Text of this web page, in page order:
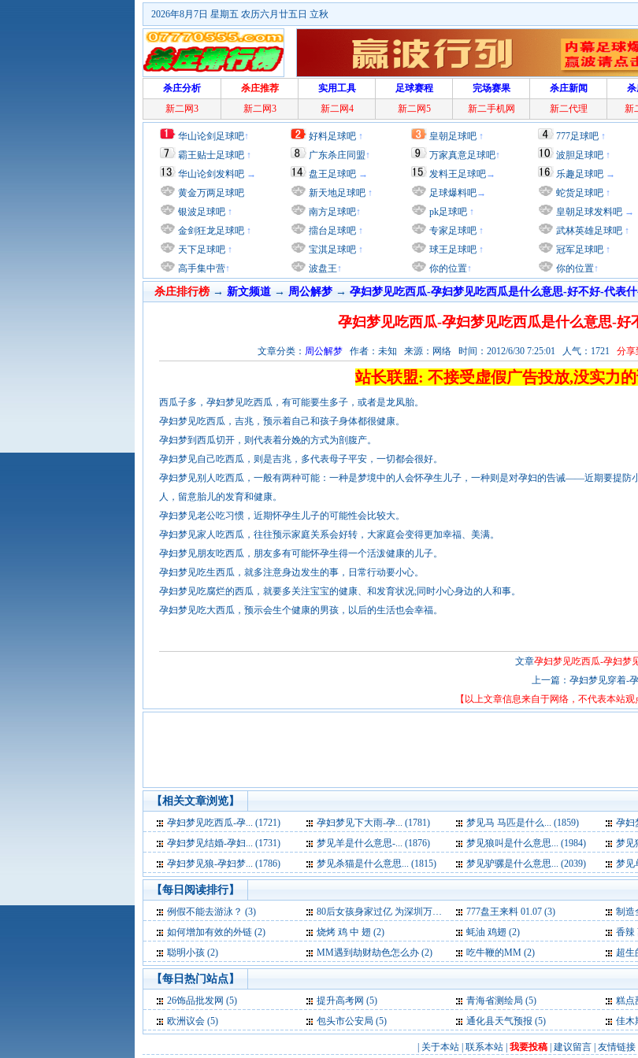
2026年8月7日 星期五 农历六月廿五日 立秋
杀庄分析 杀庄推荐 实用工具 足球赛程 完场赛果 杀庄新闻 杀
新二网3
新二网3 新二网4 新二网5 新二手机网 新二代理 新
华山论剑足球吧↑
霸王贴士足球吧 ↑
华山论剑发料吧 →
黄金万两足球吧
银波足球吧 ↑
金剑狂龙足球吧 ↑
天下足球吧 ↑
高手集中营↑
好料足球吧 ↑
广东杀庄同盟↑
盘王足球吧 →
新天地足球吧 ↑
南方足球吧↑
擂台足球吧 ↑
宝淇足球吧 ↑
波盘王↑
皇朝足球吧 ↑
万家真意足球吧↑
发料王足球吧→
足球爆料吧→
pk足球吧 ↑
专家足球吧 ↑
球王足球吧 ↑
你的位置↑
777足球吧 ↑
波胆足球吧 ↑
乐趣足球吧 →
蛇货足球吧 ↑
皇朝足球发料吧 →
武林英雄足球吧 ↑
冠军足球吧 ↑
你的位置↑
杀庄排行榜 → 新文频道→ 周公解梦 → 孕妇梦见吃西瓜-孕妇梦见吃西瓜是什么意思-好不好-代表
孕妇梦见吃西瓜-孕妇梦见吃西瓜是什么意思-好
文章分类： 周公解梦 作者：未知 来源：网络 时间：2012/6/30 7:25:01 人气：1721 分享
站长联盟: 不接受虚假广告投放,没实力
西瓜子多，孕妇梦见吃西瓜，有可能要生多子，或者是龙凤胎。
孕妇梦见吃西瓜，吉兆，预示着自己和孩子身体都很健康。
孕妇梦到西瓜切开，则代表着分娩的方式为剖腹产。
孕妇梦见自己吃西瓜，则是吉兆，多代表母子平安，一切都会很好。
孕妇梦见别人吃西瓜，一般有两种可能：一种是梦境中的人会怀孕生儿子，一种则是对孕妇的告诫——近期要提防
人，留意胎儿的发育和健康。
孕妇梦见老公吃习惯，近期怀孕生儿子的可能性会比较大。
孕妇梦见家人吃西瓜，往往预示家庭关系会好转，大家庭会变得更加幸福、美满。
孕妇梦见朋友吃西瓜，朋友多有可能怀孕生得一个活泼健康的儿子。
孕妇梦见吃生西瓜，就多注意身边发生的事，日常行动要小心。
孕妇梦见吃腐烂的西瓜，就要多关注宝宝的健康、和发育状况;同时小心身边的人和事。
孕妇梦见吃大西瓜，预示会生个健康的男孩，以后的生活也会幸福。
文章孕妇梦见吃西瓜-孕妇梦
上一篇： 孕妇梦见穿着-
【以上文章信息来自于网络，不代表本站
【相关文章浏览】
孕妇梦见吃西瓜-孕... (1721) 孕妇梦见下大雨-孕... (1781) 梦见马 马匹是什么... (1859) 孕妇
孕妇梦见结婚-孕妇... (1731)
梦见羊是什么意思-... (1876) 梦见狼叫是什么意思... (1984) 梦见
孕妇梦见狼-孕妇梦... (1786)
梦见杀猫是什么意思... (1815) 梦见驴骡是什么意思... (2039) 梦见
【每日阅读排行】
例假不能去游泳？ (3) 80后女孩身家过亿 为深圳万润科技“三当家” (3) 777盘王来料 01.07 (3) 制造
如何增加有效的外链 (2)
烧烤 鸡 中 翅 (2) 蚝油 鸡翅 (2) 香辣
聪明小孩 (2)
MM遇到劫财劫色怎么办 (2) 吃牛鞭的MM (2) 超生
【每日热门站点】
26饰品批发网 (5) 提升高考网 (5) 青海省测绘局 (5) 糕点
欧洲议会 (5) 包头市公安局 (5) 通化县天气预报 (5) 佳木
关于本站 联系本站 我要投稿 建议留言 友情链接